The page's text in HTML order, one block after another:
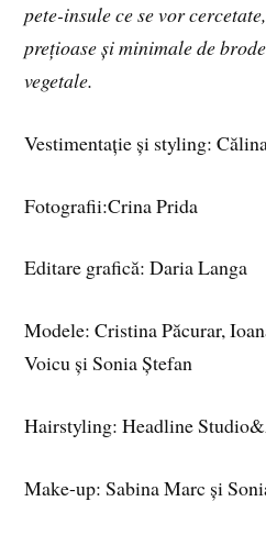
pete-insule ce se vor
prețioase și minimale de
vegetale.
Vestimentație și styling:
Fotografii:Crina Prida
Editare grafică: Daria Langa
Modele: Cristina Păcurar,
Voicu și Sonia Ștefan
Hairstyling: Headline
Make-up: Sabina Marc și